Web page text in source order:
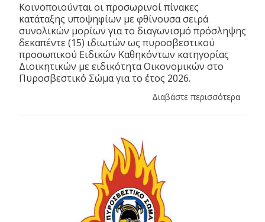
Κοινοποιούνται οι προσωρινοί πίνακες
κατάταξης υποψηφίων με φθίνουσα σειρά
συνολικών μορίων για το διαγωνισμό πρόσληψης
δεκαπέντε (15) ιδιωτών ως πυροσβεστικού
προσωπικού Ειδικών Καθηκόντων κατηγορίας
Διοικητικών με ειδικότητα Οικονομικών στο
Πυροσβεστικό Σώμα για το έτος 2026.
Διαβάστε περισσότερα